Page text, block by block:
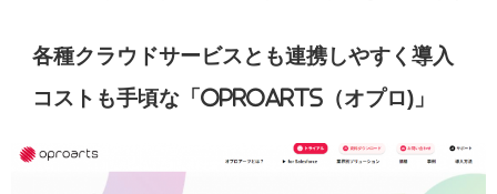
各種クラウドサービスとも連携しやすく導入
コストも手頃な「OPROARTS（オプロ)」